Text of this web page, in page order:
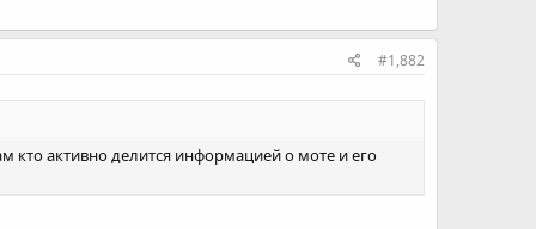
#1,882
кто активно делится информацией о моте и его